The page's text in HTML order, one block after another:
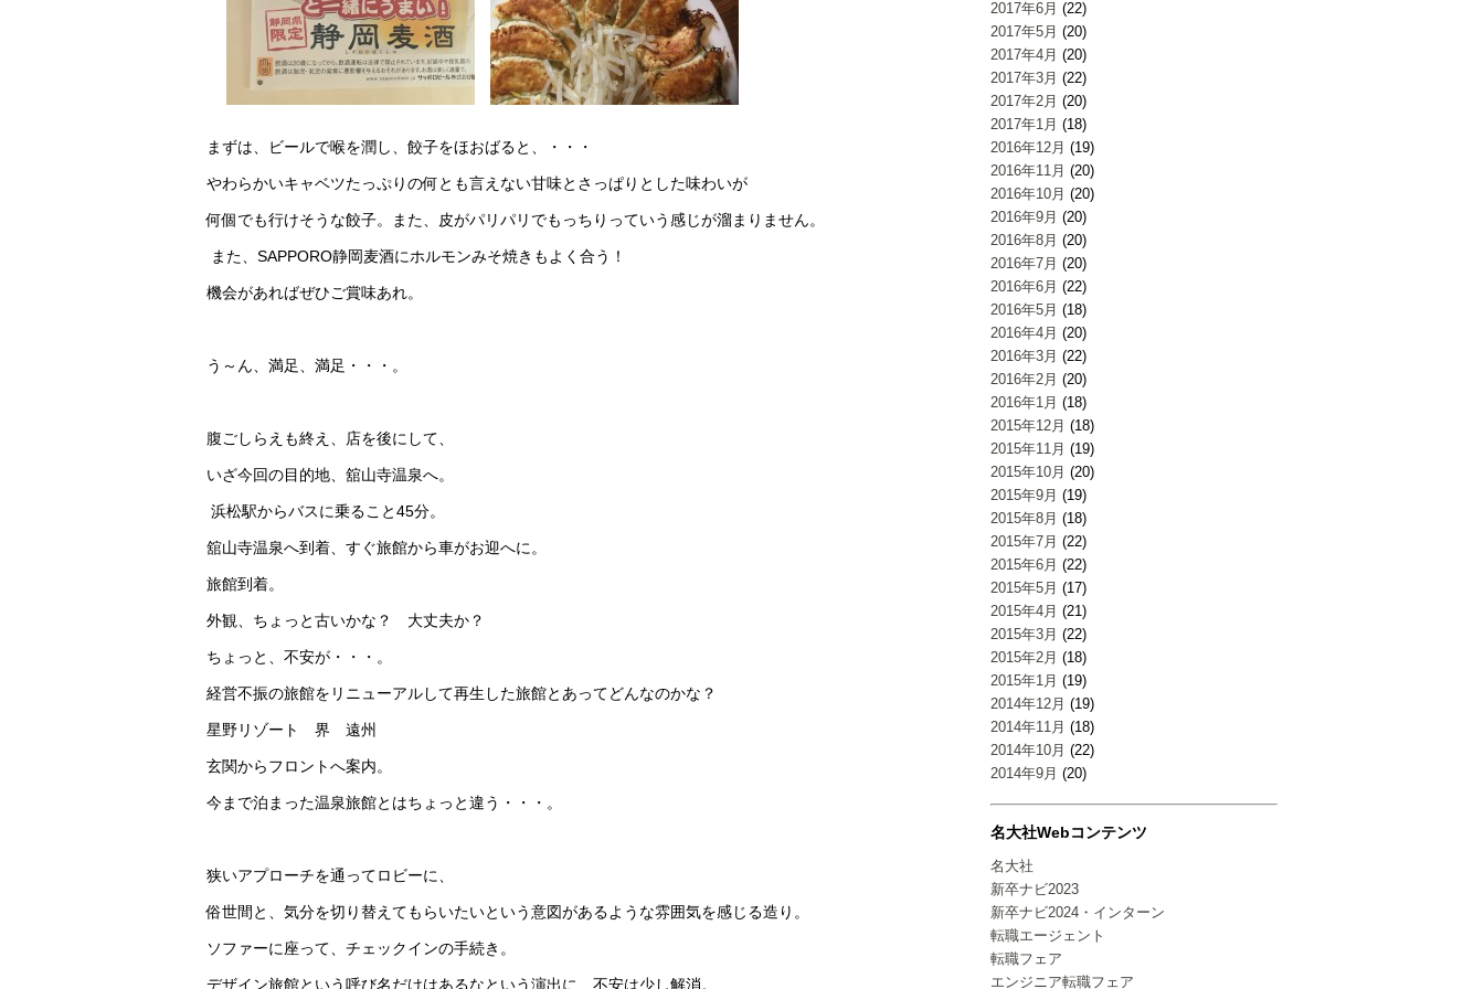
2017年6月 (22)
2017年5月 (20)
2017年4月 (20)
2017年3月 (22)
2017年2月 (20)
2017年1月 (18)
2016年12月 (19)
2016年11月 (20)
2016年10月 (20)
2016年9月 (20)
2016年8月 (20)
2016年7月 (20)
2016年6月 (22)
2016年5月 (18)
2016年4月 (20)
2016年3月 (22)
2016年2月 (20)
2016年1月 (18)
2015年12月 (18)
2015年11月 (19)
2015年10月 (20)
2015年9月 (19)
2015年8月 (18)
2015年7月 (22)
2015年6月 (22)
2015年5月 (17)
2015年4月 (21)
2015年3月 (22)
2015年2月 (18)
2015年1月 (19)
2014年12月 (19)
2014年11月 (18)
2014年10月 (22)
2014年9月 (20)
名大社Webコンテンツ
名大社
新卒ナビ2023
新卒ナビ2024・インターン
転職エージェント
転職フェア
エンジニア転職フェア
まずは、ビールで喉を潤し、餃子をほおばると、・・・
やわらかいキャベツたっぷりの何とも言えない甘味とさっぱりとした味わいが
何個でも行けそうな餃子。また、皮がパリパリでもっちりっていう感じが溜まりません。
また、SAPPORO静岡麦酒にホルモンみそ焼きもよく合う！
機会があればぜひご賞味あれ。
う～ん、満足、満足・・・。
腹ごしらえも終え、店を後にして、
いざ今回の目的地、舘山寺温泉へ。
浜松駅からバスに乗ること45分。
舘山寺温泉へ到着、すぐ旅館から車がお迎へに。
旅館到着。
外観、ちょっと古いかな？ 大丈夫か？
ちょっと、不安が・・・。
経営不振の旅館をリニューアルして再生した旅館とあってどんなのかな？
星野リゾート 界 遠州
玄関からフロントへ案内。
今まで泊まった温泉旅館とはちょっと違う・・・。
狭いアプローチを通ってロビーに、
俗世間と、気分を切り替えてもらいたいという意図があるような雰囲気を感じる造り。
ソファーに座って、チェックインの手続き。
デザイン旅館という呼び名だけはあるなという演出に、不安は少し解消。